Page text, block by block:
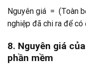
Nguyên giá = (Toàn
nghiệp đã chi ra để
8. Nguyên giá
phần mềm